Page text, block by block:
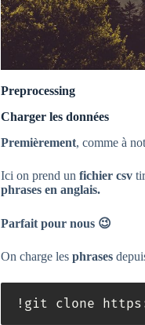
Preprocessing
Charger les données
Premièrement, comme à
Ici on prend un fichier csv
phrases en anglais.
Parfait pour nous 😉
On charge les phrases
!git clone https